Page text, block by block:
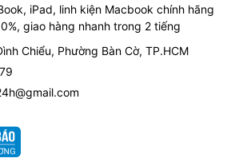
iPad, linh kiện Macbook chính hãng
giao hàng nhanh trong 2 tiếng
Chiểu, Phường Bàn Cờ, TP.HCM